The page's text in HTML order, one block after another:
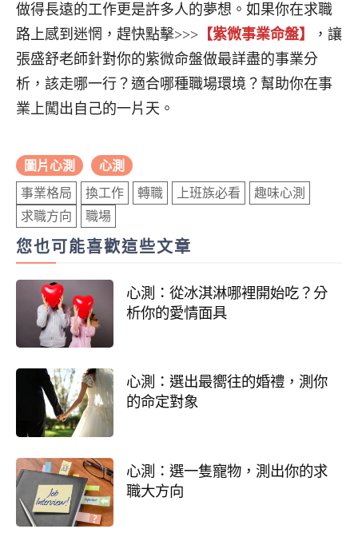
做得長遠的工作更是許多人的夢想。如果你在求職
路上感到迷惘，趕快點擊>>> 【紫微事業命盤】
，讓
張盛舒老師針對你的紫微命盤做最詳盡的事業分
析，該走哪一行？適合哪種職場環境？幫助你在事
業上闖出自己的一片天。
圖片心測 心測
事業格局 換工作 轉職 上班族必看
趣味心測
求職方向
職場
您也可能喜歡這些文章
心測：從冰淇淋哪裡開始吃？分
析你的愛情面具
心測：選出最嚮往的婚禮，測你
的命定對象
心測：選一隻寵物，測出你的求
職大方向